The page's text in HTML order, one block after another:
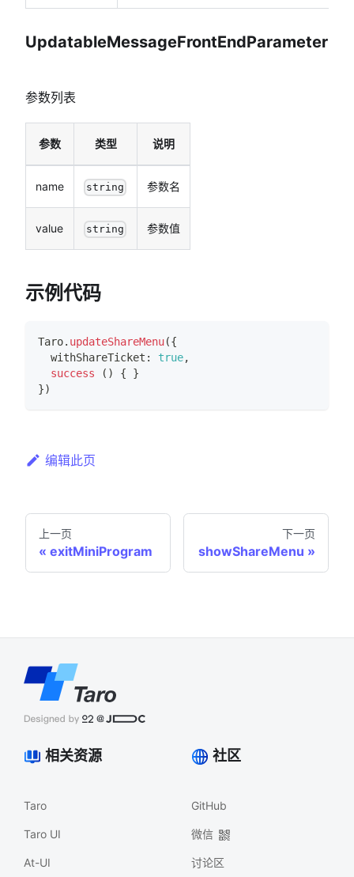
UpdatableMessageFrontEndParameter
参数列表
参数 类型 说明
name string 参数名
value string 参数值
示例代码
Taro. updateShareMenu({
  withShareTicket
: true,
success
( ) {
}
})
编辑此页
上一页
exitMiniProgram
下一页
showShareMenu
相关资源
Taro
Taro UI
At-UI
社区
GitHub
微信
讨论区